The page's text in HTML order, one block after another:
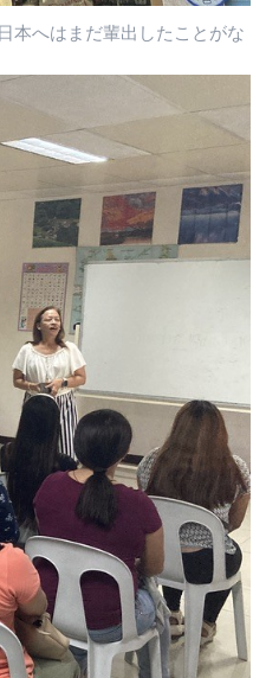
本へはまだ輩出したことがな